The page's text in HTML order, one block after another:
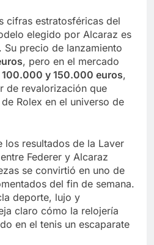
cifras estratosféricas del
elegido por Alcaraz es
precio de lanzamiento
, pero en el mercado
100.000 y 150.000 euros,
de revalorización que
Rolex en el universo de
los resultados de la Laver
Federer y Alcaraz
se convirtió en uno de
del fin de semana.
deporte, lujo y
claro cómo la relojería
en el tenis un escaparate